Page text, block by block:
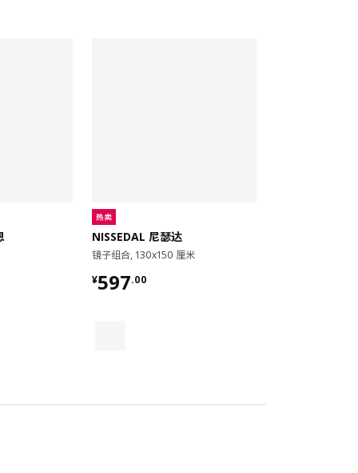
热卖
NISSEDAL 尼瑟达
镜子组合, 130x150 厘米
¥597.00
¥ 597.00